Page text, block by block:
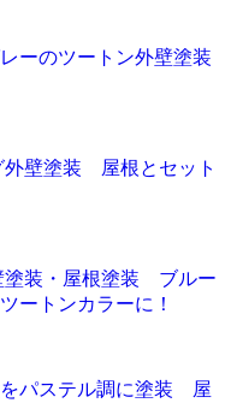
ーのツートン外壁塗装
外壁塗装 屋根とセット
塗装・屋根塗装 ブルー
ートンカラーに！
パステル調に塗装 屋